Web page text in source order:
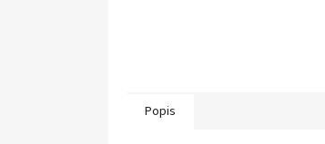
Popis